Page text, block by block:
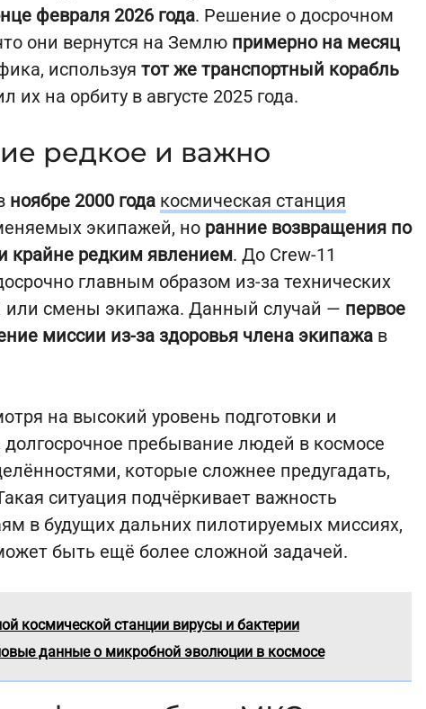
февраля 2026 года. Решение о досрочном
они вернутся на Землю примерно на месяц
используя тот же транспортный корабль
их на орбиту в августе 2025 года.
редкое и важно
ноябре 2000 года космическая станция
экипажей, но ранние возвращения по
редким явлением. До Crew-11
главным образом из-за технических
или смены экипажа. Данный случай — первое
миссии из-за здоровья члена экипажа в
на высокий уровень подготовки и
пребывание людей в космосе
которые сложнее предугадать,
ситуация подчёркивает важность
в будущих дальних пилотируемых миссиях,
быть ещё более сложной задачей.
космической станции вирусы и бактерии
данные о микробной эволюции в космосе